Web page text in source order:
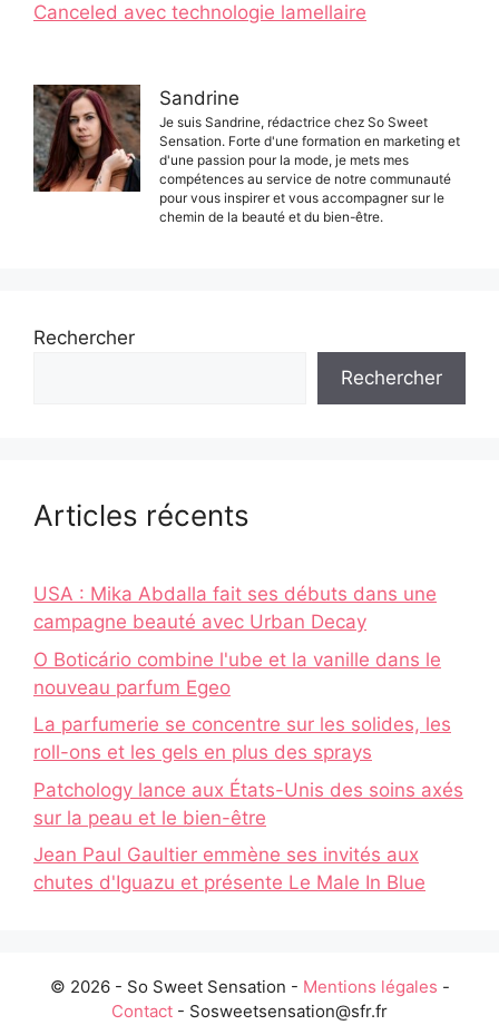
Canceled avec technologie lamellaire
Sandrine
Je suis Sandrine, rédactrice chez So Sweet
Sensation. Forte d'une formation en marketing et
d'une passion pour la mode, je mets mes
compétences au service de notre communauté
pour vous inspirer et vous accompagner sur le
chemin de la beauté et du bien-être.
Rechercher
Rechercher
Articles récents
USA : Mika Abdalla fait ses débuts dans une
campagne beauté avec Urban Decay
O Boticário combine l'ube et la vanille dans le
nouveau parfum Egeo
La parfumerie se concentre sur les solides, les
roll-ons et les gels en plus des sprays
Patchology lance aux États-Unis des soins axés
sur la peau et le bien-être
Jean Paul Gaultier emmène ses invités aux
chutes d'Iguazu et présente Le Male In Blue
© 2026 - So Sweet Sensation - Mentions légales -
Contact - Sosweetsensation@sfr.fr